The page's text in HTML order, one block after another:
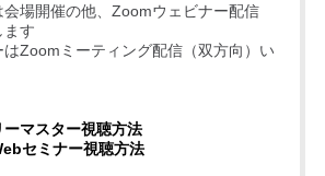
場開催の他、Zoomウェビナー配信
ます
Zoomミーティング配信（双方向）い
マスター視聴方法
セミナー視聴方法